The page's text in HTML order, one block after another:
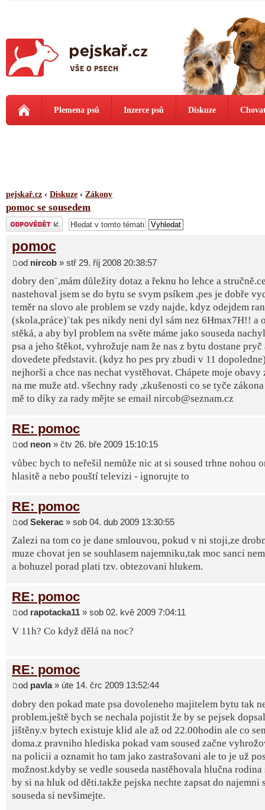
Plemena psů Inzerce psů Diskuze
pejskař.cz ‹ Diskuze ‹ Zákony
pomoc se sousedem
Odeslat odpověď
pomoc
od nircob » stř 29. říj 2008 20:38:57
dobry den¨,mám důležity dotaz a řeknu ho lehce a
nastehoval jsem se do bytu se svym psíkem ,pes je dobře
teměr na slovo ale problem se vzdy najde, kdyz odejdem
(skola,práce)¨tak pes nikdy neni dyl sám nez 6Hmax7H!! a
stěká, a aby byl problem na světe máme jako souseda
psa a jeho štěkot, vyhrožuje nam že nas z bytu dostane
dovedete představit. (kdyz ho pes pry zbudi v 11
nejhorši a chce nas nechat vystěhovat. Chápete moje
na me muže atd. všechny rady ,zkušenosti co se tyče
mě to díky za rady mějte se email nircob@seznam.cz
RE: pomoc
od neon » čtv 26. bře 2009 15:10:15
vůbec bych to neřešil nemůže nic at si soused trhne nohou
hlasitě a nebo pouští televizi - ignorujte to
RE: pomoc
od Sekerac » sob 04. dub 2009 13:30:55
Zalezi na tom co je dane smlouvou, pokud v ni stoji,ze
muze chovat jen se souhlasem najemniku,tak moc sanci
a bohuzel porad plati tzv. obtezovani hlukem.
RE: pomoc
od rapotacka11 » sob 02. kvě 2009 7:04:11
V 11h? Co když dělá na noc?
RE: pomoc
od pavla» úte 14. črc 2009 13:52:44
dobry den pokad mate psa dovoleneho majitelem bytu tak
problem.ještě bych se nechala pojistit že by se pejsek
jištěny.v bytech existuje klid ale až od 22.00hodin ale co
doma.z pravniho hlediska pokad vam soused začne
na policii a oznamit ho tam jako zastrašovani ale to je už
možnost.kdyby se vedle souseda nastěhovala hlučna rodina
by si na hluk od děti.takže pejska nechte zapsat do najemni
souseda si nevšimejte.